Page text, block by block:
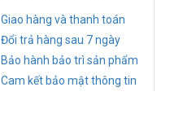
Giao hàng và thanh toán
Đổi trả hàng sau 7 ngày
Bảo hành bảo trì sản phẩm
Cam kết bảo mật thông tin